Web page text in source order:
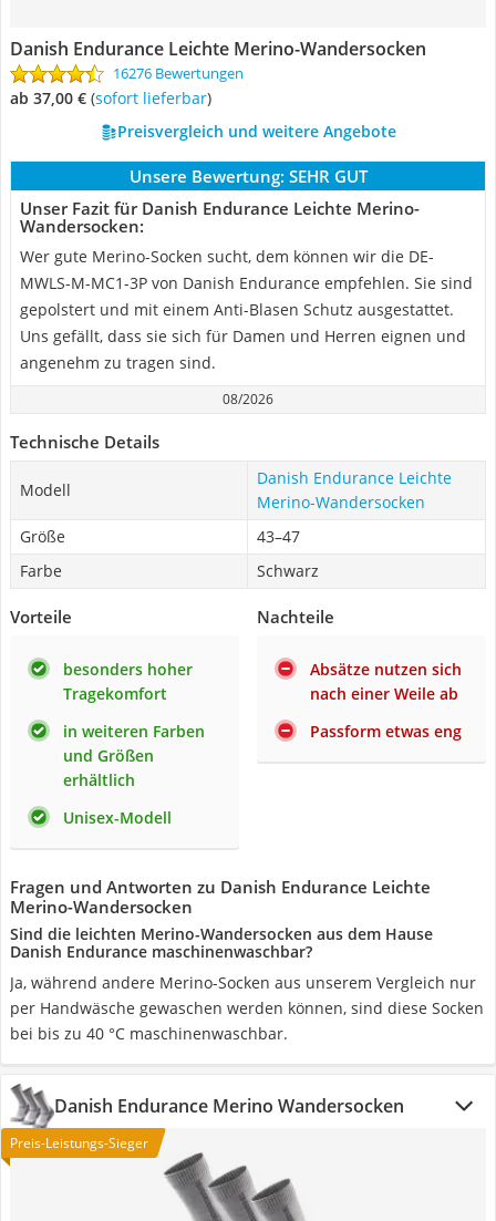
Danish Endurance Leichte Merino-Wandersocken
16276 Bewertungen
ab 37,00 € ( Sofort lieferbar)
Preisvergleich und weitere Angebote
Unsere Bewertung: SEHR GUT
Unser Fazit für Danish Endurance Leichte Merino-
Wandersocken:
Wer gute Merino-Socken sucht, dem können wir die DE-
MWLS-M-MC1-3P von Danish Endurance empfehlen. Sie sind
gepolstert und mit einem Anti-Blasen Schutz ausgestattet.
Uns gefällt, dass sie sich für Damen und Herren eignen und
angenehm zu tragen sind.
08/2026
Technische Details
Modell
Danish Endurance Leichte
Merino-Wandersocken
Größe
43–47
Farbe
Schwarz
Vorteile
besonders hoher
Tragekomfort
in weiteren Farben
und Größen
erhältlich
Unisex-Modell
Nachteile
Absätze nutzen sich
nach einer Weile ab
Passform etwas eng
Fragen und Antworten zu Danish Endurance Leichte
Merino-Wandersocken
Sind die leichten Merino-Wandersocken aus dem Hause
Danish Endurance maschinenwaschbar?
Ja, während andere Merino-Socken aus unserem Vergleich nur
per Handwäsche gewaschen werden können, sind diese Socken
bei bis zu 40 °C maschinenwaschbar.
Danish Endurance Merino Wandersocken
Preis-Leistungs-Sieger